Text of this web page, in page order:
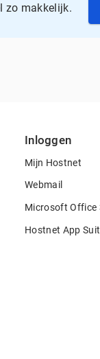
zo makkelijk.
Inloggen
Mijn Hostnet
Webmail
Microsoft Office
Hostnet App